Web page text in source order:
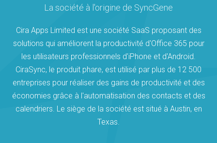
La société à l'origine de SyncGene
Cira Apps Limited est une société SaaS proposant des
solutions qui améliorent la productivité d'Office 365 pour
les utilisateurs professionnels d'iPhone et d'Android.
CiraSync, le produit phare, est utilisé par plus de 12 500
entreprises pour réaliser des gains de productivité et des
économies grâce à l'automatisation des contacts et des
calendriers. Le siège de la société est situé à Austin, en
Texas.